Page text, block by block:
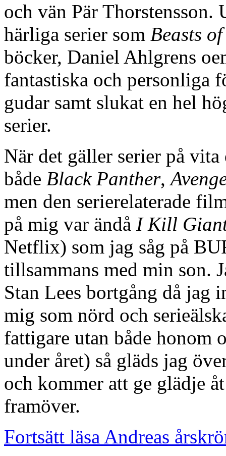
och vän Pär Thorstensson.
härliga serier som Beasts
böcker, Daniel Ahlgrens
fantastiska och personliga
gudar samt slukat en hel
serier.
När det gäller serier på
både Black Panther,
men den serierelaterade
på mig var ändå I Kill
Netflix) som jag såg på
tillsammans med min son.
Stan Lees bortgång då jag
mig som nörd och
fattigare utan både honom
under året) så gläds jag
och kommer att ge glädje
framöver.
Fortsätt läsa Andreas